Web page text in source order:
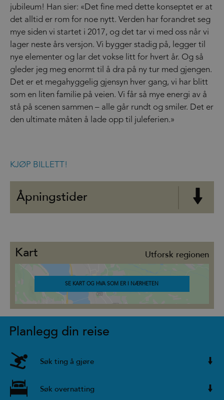
jubileum! Han sier: «Det fine med dette konseptet er at
det alltid er rom for noe nytt. Verden har forandret seg
mye siden vi startet i 2017, og det tar vi med oss når vi
lager neste års versjon. Vi bygger stadig på, legger til
nye elementer og lar det vokse litt for hvert år. Og så
gleder jeg meg enormt til å dra på ny tur med gjengen.
Det er et megahyggelig gjensyn hver gang, vi har blitt
som en liten familie på veien. Vi får så mye energi av å
stå på scenen sammen – alle går rundt og smiler. Det er
den ultimate måten å lade opp til juleferien.»
KJØP BILLETT!
Åpningstider
Kart Utforsk regionen
SE KART OG HVA SOM ER I NÆRHETEN
Planlegg din reise
Søk ting å gjøre
Søk overnatting